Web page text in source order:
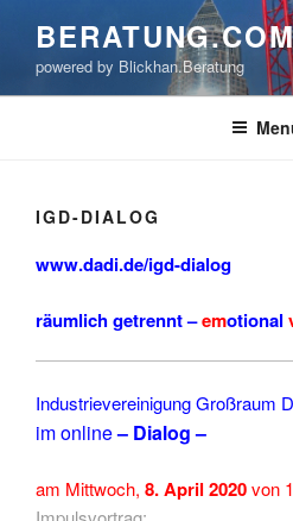
springenpowered by Blickhan.Beratung
IGD-DIALOG
www.dadi.de/igd-dialog
räumlich getrennt –emotional
Industrievereinigung Großraum
im online– Dialog –
am Mittwoch, 8. April 2020von